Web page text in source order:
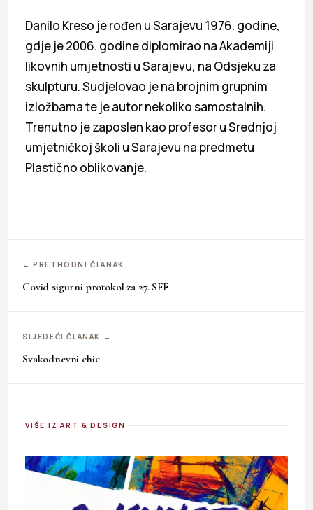
Danilo Kreso je rođen u Sarajevu 1976. godine,
gdje je 2006. godine diplomirao na Akademiji
likovnih umjetnosti u Sarajevu, na Odsjeku za
skulpturu. Sudjelovao je na brojnim grupnim
izložbama te je autor nekoliko samostalnih.
Trenutno je zaposlen kao profesor u Srednjoj
umjetničkoj školi u Sarajevu na predmetu
Plastično oblikovanje.
← PRETHODNI ČLANAK
Covid sigurni protokol za 27. SFF
SLJEDEĆI ČLANAK →
Svakodnevni chic
VIŠE IZ ART & DESIGN